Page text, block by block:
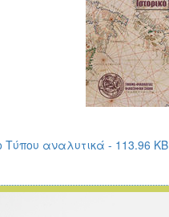
Τύπου αναλυτικά - 113.96 KB